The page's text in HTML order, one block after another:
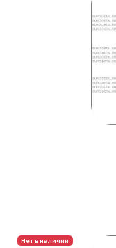
Нет в наличии